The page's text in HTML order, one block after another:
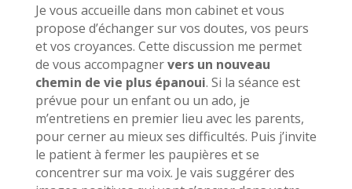
Je vous accueille dans mon cabinet et vous
propose d’échanger sur vos doutes, vos peurs
et vos croyances. Cette discussion me permet
de vous accompagnervers un nouveau
chemin de vie plus épanoui. Si la séance est
prévue pour un enfant ou un ado, je
m’entretiens en premier lieu avec les parents,
pour cerner au mieux ses difficultés. Puis j’invite
le patient à fermer les paupières et se
concentrer sur ma voix. Je vais suggérer des